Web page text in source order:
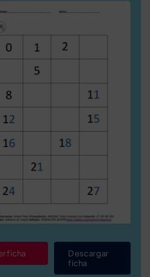
ficha
Descargar
ficha